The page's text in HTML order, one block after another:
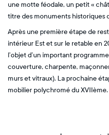
une motte féodale, un petit «
titre des monuments historiques
Après une première étape de
intérieur Est et sur le retable en
l’objet d’un important
couverture, charpente,
murs et vitraux). La prochaine
mobilier polychromé du XVIIème.